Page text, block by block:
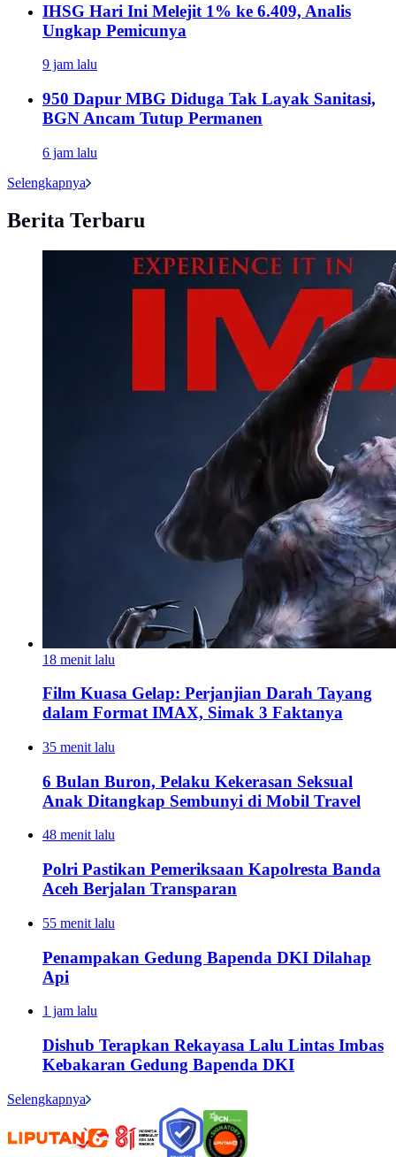
IHSG Hari Ini Melejit 1% ke 6.409, Analis
Ungkap Pemicunya
9 jam lalu
950 Dapur MBG Diduga Tak Layak Sanitasi,
BGN Ancam Tutup Permanen
6 jam lalu
Selengkapnya
Berita Terbaru
18 menit lalu
Film Kuasa Gelap: Perjanjian Darah Tayang
dalam Format IMAX, Simak 3 Faktanya
35 menit lalu
6 Bulan Buron, Pelaku Kekerasan Seksual
Anak Ditangkap Sembunyi di Mobil Travel
48 menit lalu
Polri Pastikan Pemeriksaan Kapolresta Banda
Aceh Berjalan Transparan
55 menit lalu
Penampakan Gedung Bapenda DKI Dilahap
Api
1 jam lalu
Dishub Terapkan Rekayasa Lalu Lintas Imbas
Kebakaran Gedung Bapenda DKI
Selengkapnya